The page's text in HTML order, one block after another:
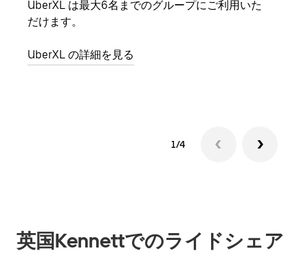
UberXL は最大6名までのグループにご利用いた
だけます。
UberXL の詳細を見る
1/4
英国Kennettでのライドシェア